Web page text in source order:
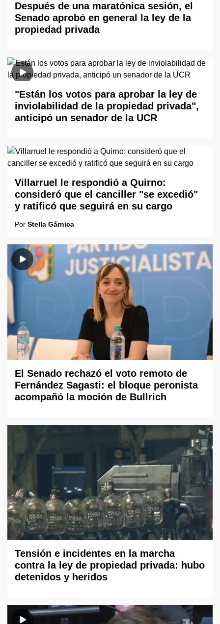
Después de una maratónica sesión, el
Senado aprobó en general la ley de la
propiedad privada
"Están los votos para aprobar la ley de
inviolabilidad de la propiedad privada",
anticipó un senador de la UCR
Villarruel le respondió a Quirno:
consideró que el canciller "se excedió"
y ratificó que seguirá en su cargo
Por Stella Gárnica
El Senado rechazó el voto remoto de
Fernández Sagasti: el bloque peronista
acompañó la moción de Bullrich
Tensión e incidentes en la marcha
contra la ley de propiedad privada: hubo
detenidos y heridos